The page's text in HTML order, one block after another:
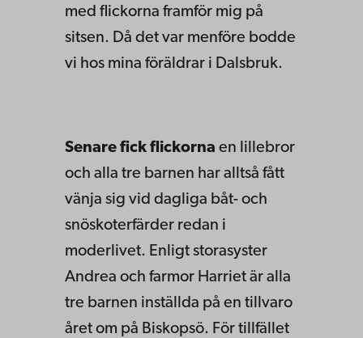
med flickorna framför mig på
sitsen. Då det var menföre bodde
vi hos mina föräldrar i Dalsbruk.
Senare fick flickorna en lillebror
och alla tre barnen har alltså fått
vänja sig vid dagliga båt- och
snöskoterfärder redan i
moderlivet. Enligt storasyster
Andrea och farmor Harriet är alla
tre barnen inställda på en tillvaro
året om på Biskopsö. För tillfället